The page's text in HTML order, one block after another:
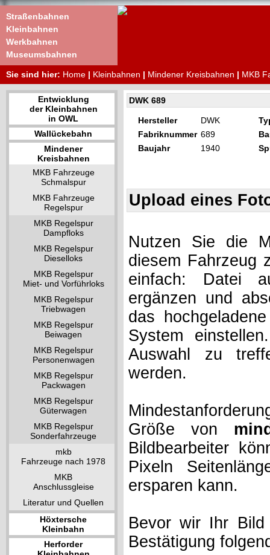
Straßenbahnen
Kleinbahnen
Werkbahnen
Museumsbahnen
Sie sind hier: Home | Kleinbahnen | Mindener Kreisbahnen | MKB
Entwicklung
der Kleinbahnen
in OWL
Wallückebahn
Mindener
Kreisbahnen
MKB Fahrzeuge
Schmalspur
MKB Fahrzeuge
Regelspur
MKB Regelspur
Dampfloks
MKB Regelspur
Dieselloks
MKB Regelspur
Miet- und Vorführloks
MKB Regelspur
Triebwagen
MKB Regelspur
Beiwagen
MKB Regelspur
Personenwagen
MKB Regelspur
Packwagen
MKB Regelspur
Güterwagen
MKB Regelspur
Sonderfahrzeuge
mkb
Fahrzeuge nach 1978
MKB
Anschlussgleise
Literatur und Quellen
Höxtersche
Kleinbahn
Herforder
DWK 689
Hersteller DWK
Fabriknummer 689
Baujahr
1940
Upload eines
Nutzen Sie die
diesem Fahrzeug
einfach: Datei
ergänzen und
das
System
Auswahl zu
werden.
Größe von
Bildbearbeiter
Pixeln
ersparen kann.
Bevor wir Ihr
Bestätigung